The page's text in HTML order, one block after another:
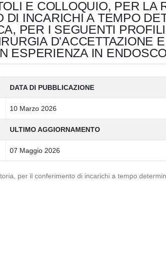
E COLLOQUIO, PER LA
INCARICHI A TEMPO
PER I SEGUENTI
D'ACCETTAZIONE
ESPERIENZA IN
DATA DI PUBBLICAZIONE
10 Marzo 2026
ULTIMO AGGIORNAMENTO
07 Maggio 2026
per il conferimento di incarichi a tempo